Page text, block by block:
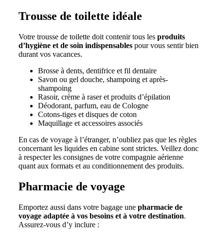
Trousse de toilette idéale
Votre trousse de toilette doit contenir tous les produits
d’hygiène et de soin indispensables pour vous sentir bien
durant vos vacances.
Brosse à dents, dentifrice et fil dentaire
Savon ou gel douche, shampoing et après-
shampoing
Rasoir, crème à raser et produits d’épilation
Déodorant, parfum, eau de Cologne
Cotons-tiges et disques de coton
Maquillage et accessoires associés
En cas de voyage à l’étranger, n’oubliez pas que les règles
concernant les liquides en cabine sont strictes. Veillez donc
à respecter les consignes de votre compagnie aérienne
quant aux formats et au conditionnement des produits.
Pharmacie de voyage
Emportez aussi dans votre bagage une pharmacie de
voyage adaptée à vos besoins et à votre destination.
Assurez-vous d’y inclure :